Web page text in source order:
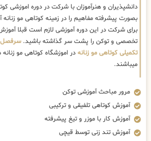
دانشپذیران و هنرآموزان با شرکت در دوره اموزشی
بصورت پیشرفته مفاهیم را در زمینه کوتاهی مو
برای شرکت در این دوره آموزشی لازم است قبلا
تخصصی و توکن را پشت سر گذاشته باشید.سرفصل
تکمیلی کوتاهی مو زنانه در اموزشگاه کوتاهی مو
میباشند.
مرور مباحث آموزشی توکن
آموزش کوتاهی تلفیقی و ترکیبی
آموزش کار با موزر و تیغ پیشرفته
آموزش تند زنی توسط قیچی